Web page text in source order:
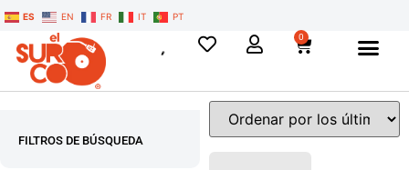
ES EN FR IT PT
0
FILTROS DE BÚSQUEDA